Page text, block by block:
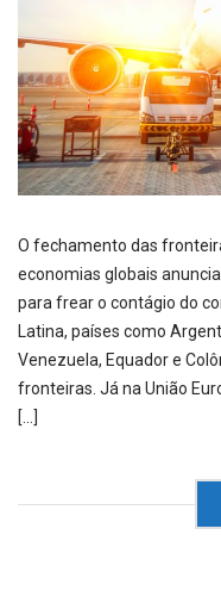
O fechamento das
economias globais
para frear o contágio do
Latina, países como
Venezuela, Equador e
fronteiras. Já na União
[…]